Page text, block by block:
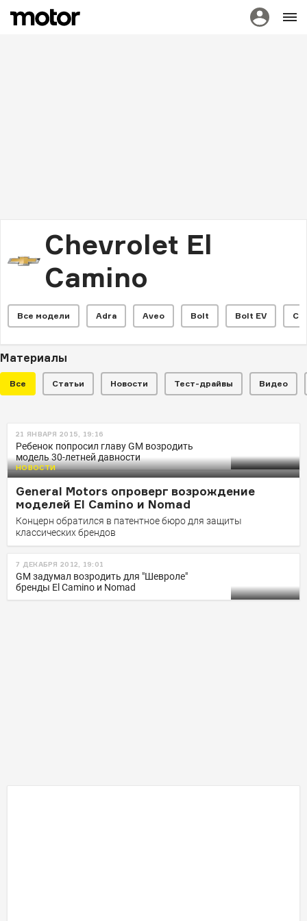
Chevrolet El
Camino
Все модели Adra Aveo Bolt Bolt EV
Материалы
Все Статьи Новости Тест-драйвы Видео
В России продают 57-летний
пикап Chevrolet El Camino в
идеальном состоянии
За классический пикап продавец просит 2 530 000
рублей
21 ЯНВАРЯ 2015, 19:16
Ребенок попросил главу GM возродить
модель 30-летней давности
НОВОСТИ
General Motors опроверг возрождение
моделей El Camino и Nomad
Концерн обратился в патентное бюро для защиты
классических брендов
7 ДЕКАБРЯ 2012, 19:01
GM задумал возродить для "Шевроле"
бренды El Camino и Nomad